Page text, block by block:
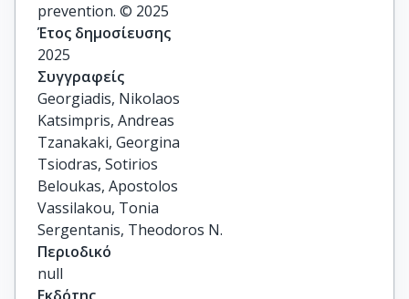
prevention. © 2025
Έτος δημοσίευσης
2025
Συγγραφείς
Georgiadis, Nikolaos
Katsimpris, Andreas
Tzanakaki, Georgina
Tsiodras, Sotirios
Beloukas, Apostolos
Vassilakou, Tonia
Sergentanis, Theodoros N.
Περιοδικό
null